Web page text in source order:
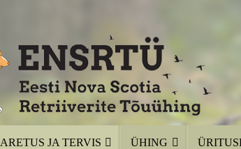
ARETUS JA TERVIS ÜHING